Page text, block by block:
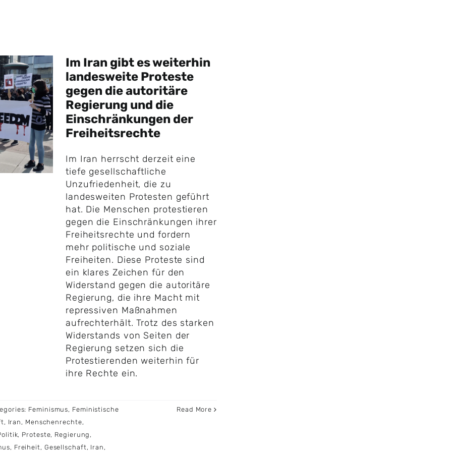
Im Iran gibt es weiterhin
landesweite Proteste
gegen die autoritäre
Regierung und die
Einschränkungen der
Freiheitsrechte
Im Iran herrscht derzeit eine
tiefe gesellschaftliche
Unzufriedenheit, die zu
landesweiten Protesten geführt
hat. Die Menschen protestieren
gegen die Einschränkungen ihrer
Freiheitsrechte und fordern
mehr politische und soziale
Freiheiten. Diese Proteste sind
ein klares Zeichen für den
Widerstand gegen die autoritäre
Regierung, die ihre Macht mit
repressiven Maßnahmen
aufrechterhält. Trotz des starken
Widerstands von Seiten der
Regierung setzen sich die
Protestierenden weiterhin für
ihre Rechte ein.
Feminismus, Feministische
, Iran , Menschenrechte,
, Proteste, Regierung ,
, Freiheit, Gesellschaft, Iran ,
Read More